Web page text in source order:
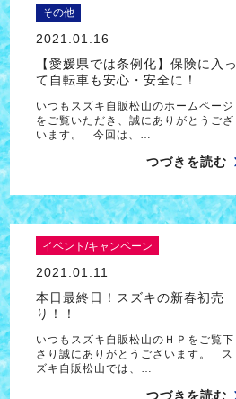
その他
2021.01.16
【愛媛県では条例化】保険に入っ
て自転車も安心・安全に！
いつもスズキ自販松山のホームページ
をご覧いただき、誠にありがとうござ
います。 今回は、…
つづきを読む
イベント/キャンペーン
2021.01.11
本日最終日！スズキの新春初売
り！！
いつもスズキ自販松山のＨＰをご覧下
さり誠にありがとうございます。 ス
ズキ自販松山では、…
つづきを読む